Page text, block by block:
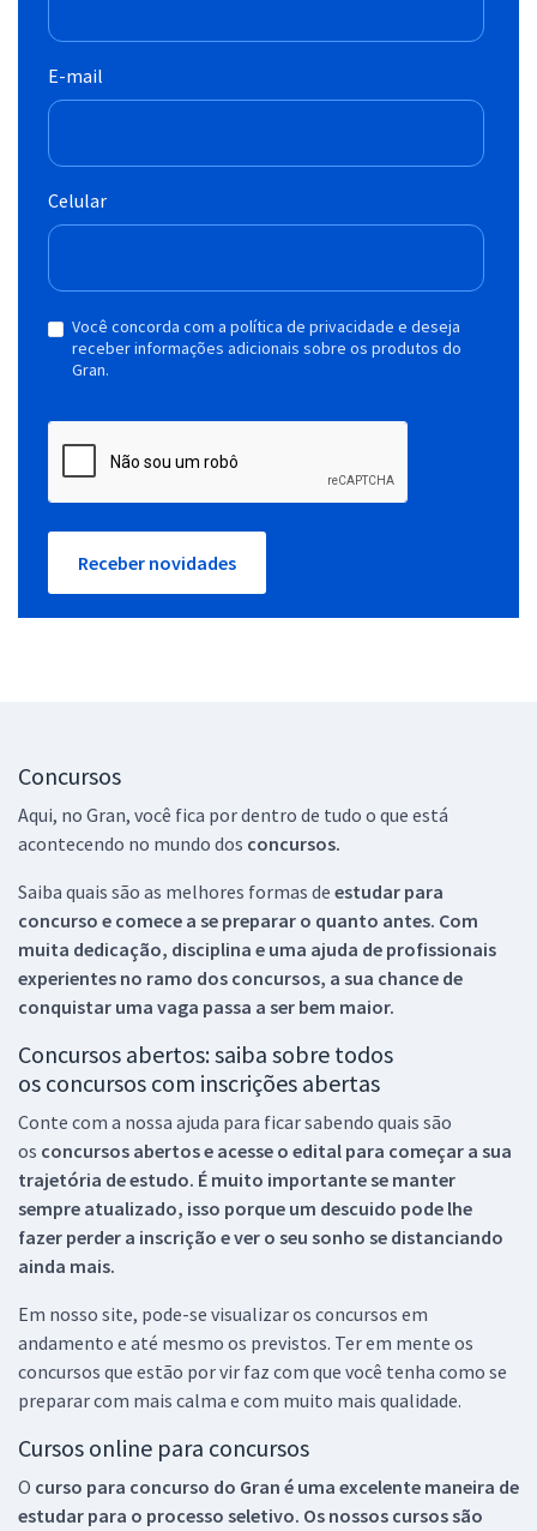
E-mail
Celular
Você concorda com a política de privacidade e deseja
receber informações adicionais sobre os produtos do
Gran.
Receber novidades
Concursos
Aqui, no Gran, você fica por dentro de tudo o que está
acontecendo no mundo dos concursos.
Saiba quais são as melhores formas de estudar para
concurso e comece a se preparar o quanto antes. Com
muita dedicação, disciplina e uma ajuda de profissionais
experientes no ramo dos concursos, a sua chance de
conquistar uma vaga passa a ser bem maior.
Concursos abertos: saiba sobre todos
os concursos com inscrições abertas
Conte com a nossa ajuda para ficar sabendo quais são
os concursos abertos e acesse o edital para começar a sua
trajetória de estudo. É muito importante se manter
sempre atualizado, isso porque um descuido pode lhe
fazer perder a inscrição e ver o seu sonho se distanciando
ainda mais.
Em nosso site, pode-se visualizar os concursos em
andamento e até mesmo os previstos. Ter em mente os
concursos que estão por vir faz com que você tenha como se
preparar com mais calma e com muito mais qualidade.
Cursos online para concursos
O curso para concurso do Gran é uma excelente maneira de
estudar para o processo seletivo. Os nossos cursos são